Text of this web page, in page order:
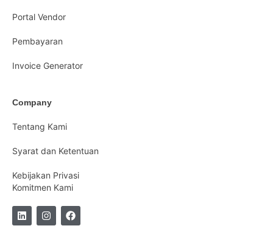
Portal Vendor
Pembayaran
Invoice Generator
Company
Tentang Kami
Syarat dan Ketentuan
Kebijakan Privasi
Komitmen Kami